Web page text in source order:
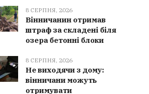
8 СЕРПНЯ, 2026
Вінничанин отримав
штраф за складені біля
озера бетонні блоки
8 СЕРПНЯ, 2026
Не виходячи з дому:
вінничани можуть
отримувати